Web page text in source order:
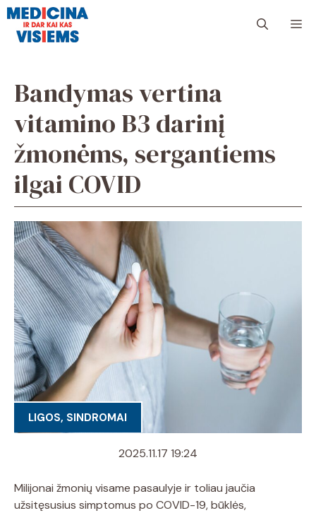
Pereiti
turinio
Bandymas vertina
vitamino B3 darinį
žmonėms, sergantiems
ilgai COVID
LIGOS, SINDROMAI
2025.11.17 19:24
Milijonai žmonių visame pasaulyje ir toliau jaučia
užsitęsusius simptomus po COVID-19, būklės,